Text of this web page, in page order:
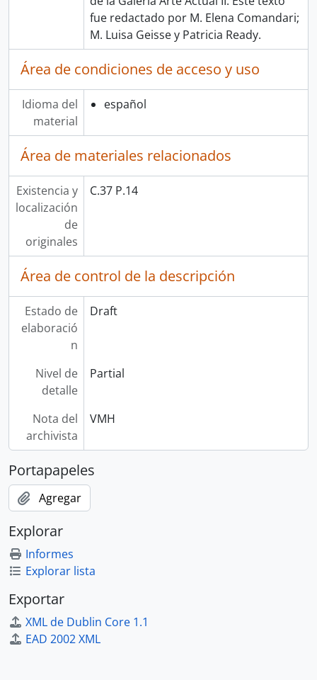
fue redactado por M. Elena Comandari;
M. Luisa Geisse y Patricia Ready.
Área de condiciones de acceso y uso
Idioma del
material
español
Área de materiales relacionados
Existencia y
localización
de
originales
C.37 P.14
Área de control de la descripción
Estado de
elaboració
n
Draft
Nivel de
detalle
Partial
Nota del
archivista
VMH
Portapapeles
Agregar
Explorar
Informes
Explorar lista
Exportar
XML de Dublin Core 1.1
EAD 2002 XML